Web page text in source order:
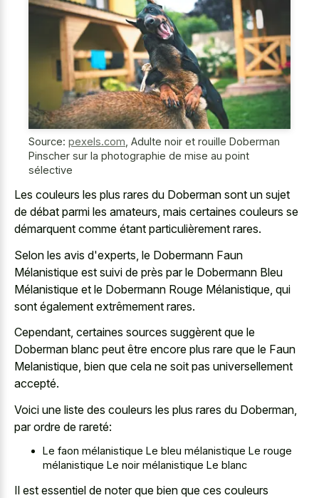
Source: pexels.com Adulte noir et rouille Doberman
Pinscher sur la photographie de mise au point
sélective
Les couleurs les plus rares du Doberman sont un sujet
de débat parmi les amateurs, mais certaines couleurs se
démarquent comme étant particulièrement rares.
Selon les avis d'experts, le Dobermann Faun
Mélanistique est suivi de près par le Dobermann Bleu
Mélanistique et le Dobermann Rouge Mélanistique, qui
sont également extrêmement rares.
Cependant, certaines sources suggèrent que le
Doberman blanc peut être encore plus rare que le Faun
Melanistique, bien que cela ne soit pas universellement
accepté.
Voici une liste des couleurs les plus rares du Doberman,
par ordre de rareté:
Le faon mélanistique Le bleu mélanistique Le rouge
mélanistique Le noir mélanistique Le blanc
Il est essentiel de noter que bien que ces couleurs